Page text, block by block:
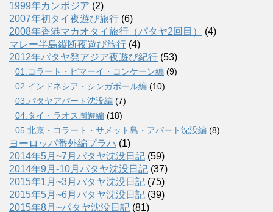
1999年カンボジア (2)
2007年初タイ夜遊び旅行 (6)
2008年香港マカオタイ旅行（パタヤ2回目）
(4)
マレー半島縦断夜遊び旅行 (4)
2012年パタヤ発アジア夜遊び紀行 (53)
01.コラート・ピマーイ・コンケーン編 (9)
02.インドネシア・シンガポール編 (10)
03.パタヤアパート沈没編 (7)
04.タイ・ラオス周遊編 (18)
05.北京・コラート・サメット島・アパート沈没編 (8)
ヨーロッパ番外編プラハ (1)
2014年5月~7月パタヤ沈没日記 (59)
2014年9月-10月パタヤ沈没日記 (37)
2015年1月~3月パタヤ沈没日記 (75)
2015年5月~6月パタヤ沈没日記 (39)
2015年8月~パタヤ沈没日記 (81)